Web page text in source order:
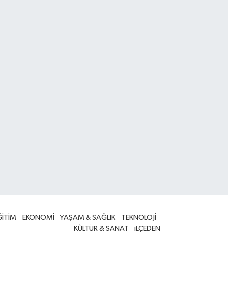
EKONOMİ YAŞAM & SAĞLIK
TEKNOLOJİ
KÜLTÜR & SANAT
iLÇEDEN